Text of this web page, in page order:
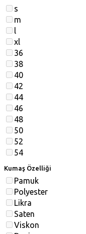
s
m
l
xl
36
38
40
42
44
46
48
50
52
54
Kumaş Özelliği
Pamuk
Polyester
Likra
Saten
Viskon